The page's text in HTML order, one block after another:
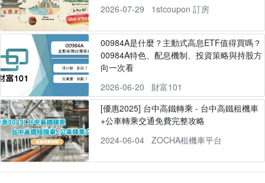
2026-07-29
1stcoupon 訂房
00984A是什麼？主動式高息ETF值得買嗎？
00984A特色、配息機制、投資策略與持股方
向一次看
2026-06-20
財富101
[優惠2025] 台中高鐵轉乘 - 台中高鐵租機車
+公車轉乘交通免費完整攻略
2024-06-04
ZOCHA租機車平台